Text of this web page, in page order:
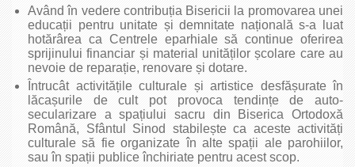
Având în vedere contribuția Bisericii la promovarea unei
educații pentru unitate și demnitate națională s-a luat
hotărârea ca Centrele eparhiale să continue oferirea
sprijinului financiar și material unităților școlare care au
nevoie de reparație, renovare și dotare.
Întrucât activitățile culturale și artistice desfășurate în
lăcașurile de cult pot provoca tendințe de auto-
secularizare a spațiului sacru din Biserica Ortodoxă
Română, Sfântul Sinod stabilește ca aceste activități
culturale să fie organizate în alte spații ale parohiilor,
sau în spații publice închiriate pentru acest scop.